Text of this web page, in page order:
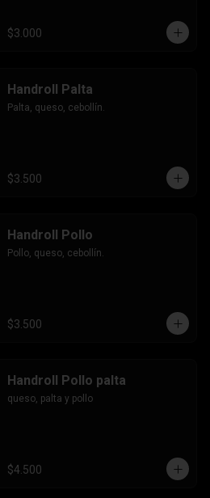
$3.000
Handroll Palta
Palta, queso, cebollín.
$3.500
Handroll Pollo
Pollo, queso, cebollín.
$3.500
Handroll Pollo palta
queso, palta y pollo
$4.500